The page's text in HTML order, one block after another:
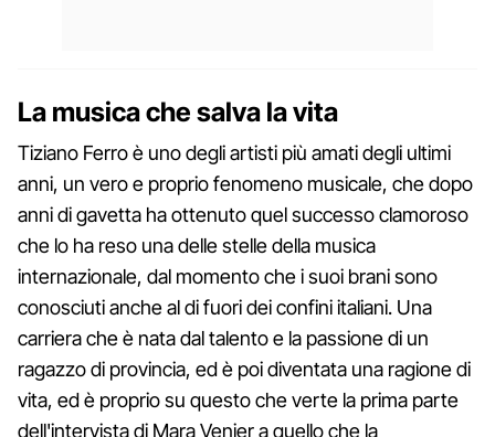
La musica che salva la vita
Tiziano Ferro è uno degli artisti più amati degli ultimi
anni, un vero e proprio fenomeno musicale, che dopo
anni di gavetta ha ottenuto quel successo clamoroso
che lo ha reso una delle stelle della musica
internazionale, dal momento che i suoi brani sono
conosciuti anche al di fuori dei confini italiani. Una
carriera che è nata dal talento e la passione di un
ragazzo di provincia, ed è poi diventata una ragione di
vita, ed è proprio su questo che verte la prima parte
dell'intervista di Mara Venier a quello che la